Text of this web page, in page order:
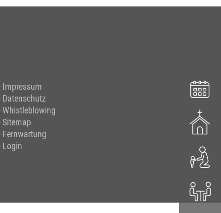
Impressum
Datenschutz
Whistleblowing
Sitemap
Fernwartung
Login